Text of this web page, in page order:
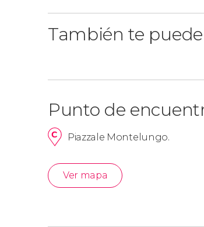
También te
Punto de
Piazzale Montelungo.
Ver mapa